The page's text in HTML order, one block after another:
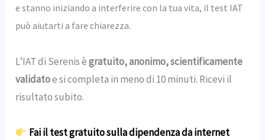
e stanno iniziando a interferire con la tua vita, il test IAT
può aiutarti a fare chiarezza.
L’IAT di Serenis ègratuito, anonimo, scientificamente
validatoe si completa in meno di 10 minuti. Ricevi il
risultato subito.
Fai il test gratuito sulla dipendenza da internet